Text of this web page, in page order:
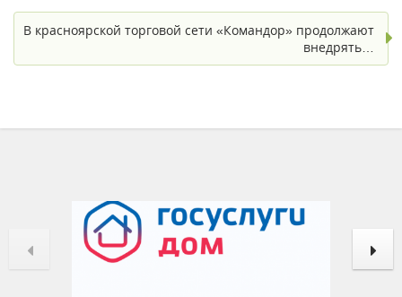
В красноярской торговой сети «Командор» продолжают
внедрять…